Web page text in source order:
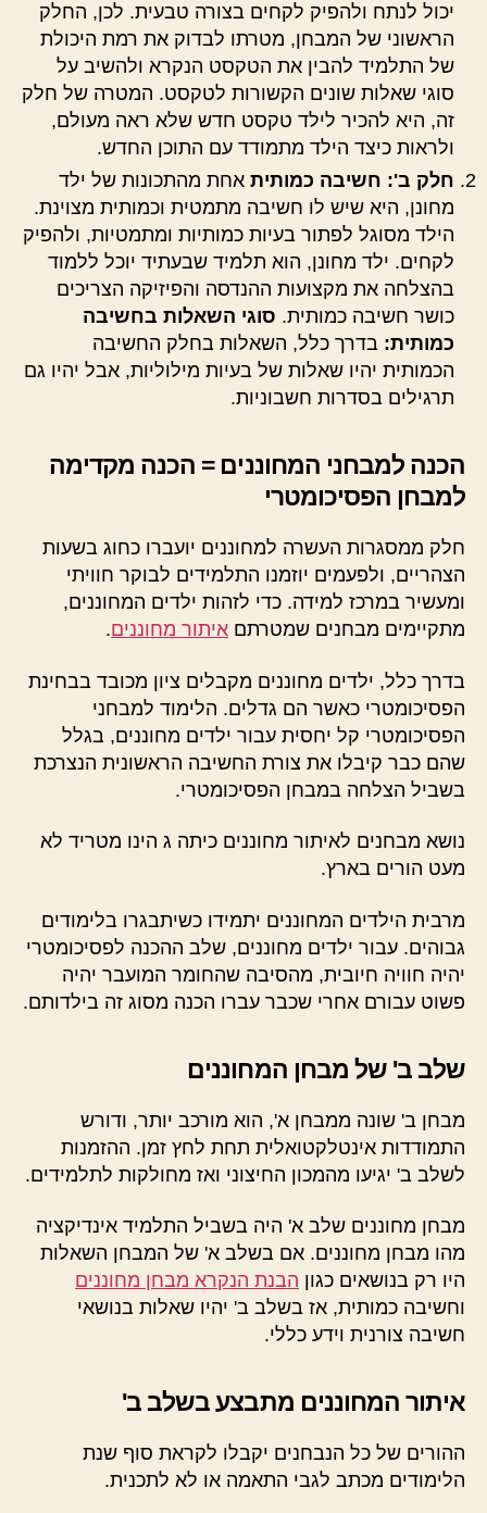
יכול לנתח ולהפיק לקחים בצורה טבעית. לכן, החלק
הראשוני של המבחן, מטרתו לבדוק את רמת היכולת
של התלמיד להבין את הטקסט הנקרא ולהשיב על
סוגי שאלות שונים הקשורות לטקסט. המטרה של חלק
זה, היא להכיר לילד טקסט חדש שלא ראה מעולם,
ולראות כיצד הילד מתמודד עם התוכן החדש.
חלק ב': חשיבה כמותית אחת מהתכונות של ילד
מחונן, היא שיש לו חשיבה מתמטית וכמותית מצוינת.
הילד מסוגל לפתור בעיות כמותיות ומתמטיות, ולהפיק
לקחים. ילד מחונן, הוא תלמיד שבעתיד יוכל ללמוד
בהצלחה את מקצועות ההנדסה והפיזיקה הצריכים
כושר חשיבה כמותית. סוגי השאלות בחשיבה
כמותית: בדרך כלל, השאלות בחלק החשיבה
הכמותית יהיו שאלות של בעיות מילוליות, אבל יהיו גם
תרגילים בסדרות חשבוניות.
הכנה למבחני המחוננים = הכנה מקדימה
למבחן הפסיכומטרי
חלק ממסגרות העשרה למחוננים יועברו כחוג בשעות
הצהריים, ולפעמים יוזמנו התלמידים לבוקר חוויתי
ומעשיר במרכז למידה. כדי לזהות ילדים המחוננים,
מתקיימים מבחנים שמטרתם איתור מחוננים.
בדרך כלל, ילדים מחוננים מקבלים ציון מכובד בבחינת
הפסיכומטרי כאשר הם גדלים. הלימוד למבחני
הפסיכומטרי קל יחסית עבור ילדים מחוננים, בגלל
שהם כבר קיבלו את צורת החשיבה הראשונית הנצרכת
בשביל הצלחה במבחן הפסיכומטרי.
נושא מבחנים לאיתור מחוננים כיתה ג הינו מטריד לא
מעט הורים בארץ.
מרבית הילדים המחוננים יתמידו כשיתבגרו בלימודים
גבוהים. עבור ילדים מחוננים, שלב ההכנה לפסיכומטרי
יהיה חוויה חיובית, מהסיבה שהחומר המועבר יהיה
פשוט עבורם אחרי שכבר עברו הכנה מסוג זה בילדותם.
שלב ב' של מבחן המחוננים
מבחן ב' שונה ממבחן א', הוא מורכב יותר, ודורש
התמודדות אינטלקטואלית תחת לחץ זמן. ההזמנות
לשלב ב' יגיעו מהמכון החיצוני ואז מחולקות לתלמידים.
מבחן מחוננים שלב א' היה בשביל התלמיד אינדיקציה
מהו מבחן מחוננים. אם בשלב א' של המבחן השאלות
היו רק בנושאים כגון הבנת הנקרא מבחן מחוננים
וחשיבה כמותית, אז בשלב ב' יהיו שאלות בנושאי
חשיבה צורנית וידע כללי.
איתור המחוננים מתבצע בשלב ב'
ההורים של כל הנבחנים יקבלו לקראת סוף שנת
הלימודים מכתב לגבי התאמה או לא לתכנית.